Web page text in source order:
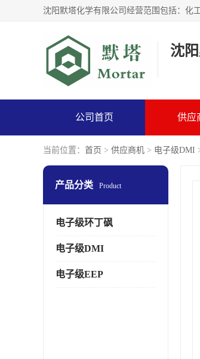
沈
公司首页 供应
当前位置： 首页 > 供应商机 > 电子级DMI
产品分类 Product
电子级环丁砜
电子级DMI
电子级EEP